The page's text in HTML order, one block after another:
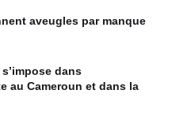
aveugles par manque
dans
au Cameroun et dans la